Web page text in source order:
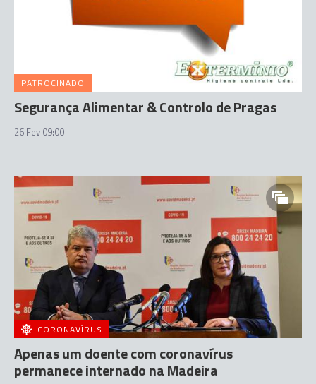
PATROCINADO
Segurança Alimentar & Controlo de Pragas
26 Fev 09:00
CORONAVÍRUS
Apenas um doente com coronavírus
permanece internado na Madeira